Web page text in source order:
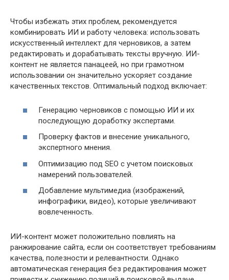
Чтобы избежать этих проблем, рекомендуется
комбинировать ИИ и работу человека: использовать
искусственный интеллект для черновиков, а затем
редактировать и дорабатывать тексты вручную. ИИ-
контент не является панацеей, но при грамотном
использовании он значительно ускоряет создание
качественных текстов. Оптимальный подход включает:
Генерацию черновиков с помощью ИИ и их
последующую доработку экспертами.
Проверку фактов и внесение уникального,
экспертного мнения.
Оптимизацию под SEO с учетом поисковых
намерений пользователей.
Добавление мультимедиа (изображений,
инфографики, видео), которые увеличивают
вовлеченность.
ИИ-контент может положительно повлиять на
ранжирование сайта, если он соответствует требованиям
качества, полезности и релевантности. Однако
автоматическая генерация без редактирования может